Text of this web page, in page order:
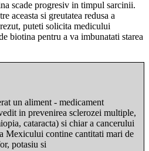
scade progresiv in timpul sarcinii.
aceasta si greutatea redusa a
puteti solicita medicului
biotina pentru a va imbunatati starea
un aliment - medicament
in prevenirea sclerozei multiple,
cataracta) si chiar a cancerului
Mexicului contine cantitati mari de
potasiu si